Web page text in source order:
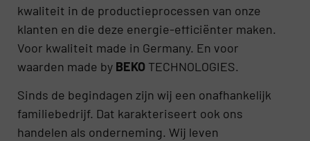
kwaliteit in de productieprocessen van onze
klanten en die deze energie-efficiënter maken.
Voor kwaliteit made in Germany. En voor
waarden made by BEKO TECHNOLOGIES.
Sinds de begindagen zijn wij een onafhankelijk
familiebedrijf. Dat karakteriseert ook ons
handelen als onderneming. Wij leven